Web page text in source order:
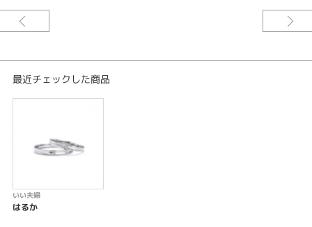
トで23万円＋税とどのリングを組み合わせても合計金額が同じ定額制となっ
ております。婚約指輪のみ結婚指輪のみでもオーダー可能です。
最近チェックした商品
いい夫婦
はるか